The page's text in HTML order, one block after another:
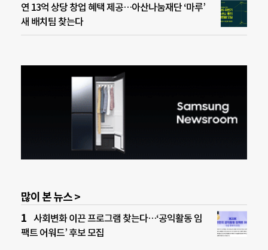
연 13억 상당 창업 혜택 제공…아산나눔재단 ‘마루’
새 배치팀 찾는다
많이 본 뉴스 >
사회변화 이끈 프로그램 찾는다…‘공익활동 임
팩트 어워드’ 후보 모집